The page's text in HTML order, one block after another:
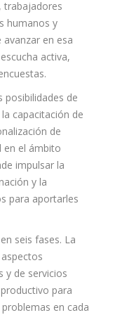
trabajadores
humanos y
en esa
activa,
posibilidades de
capacitación de
de
en el ámbito
impulsar la
y la
para aportarles
seis fases. La
y de servicios
para
en cada